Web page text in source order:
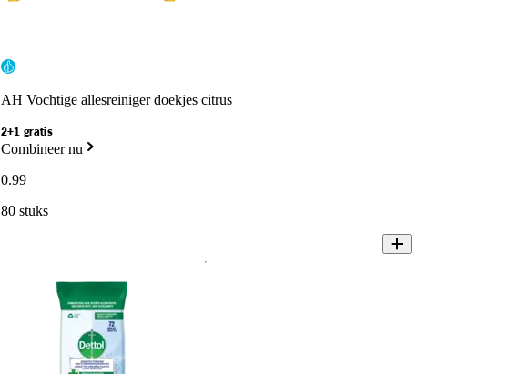
AH Vochtige allesreiniger doekjes citrus
2+1 gratis
Combineer nu
0.99
80 stuks